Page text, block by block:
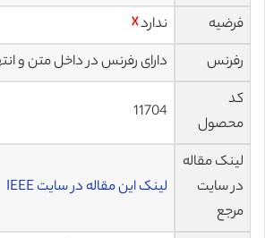
فرضیه
ندارد☓
رفرنس
دارای رفرنس در داخل متن و
کد
محصول
11704
لینک مقاله
در سایت
مرجع
لینک این مقاله در سایت IEEE